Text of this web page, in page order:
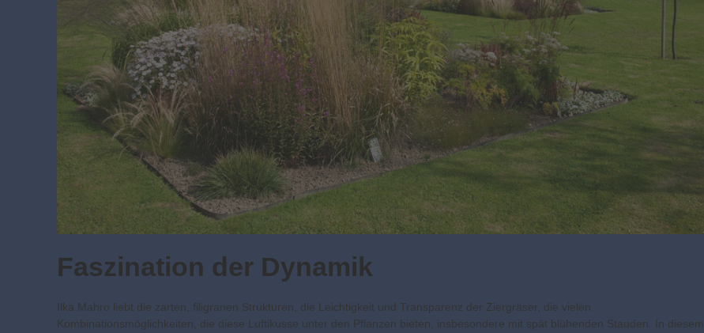
Faszination der Dynamik
Ilka Mahro liebt die zarten, filigranen Strukturen, die Leichtigkeit und Transparenz der Ziergräser, die vielen
Kombinationsmöglichkeiten, die diese Luftikusse unter den Pflanzen bieten, insbesondere mit spät blühenden Stauden. In diesem